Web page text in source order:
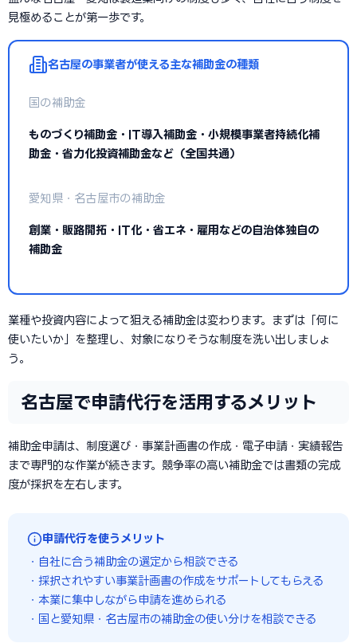
見極めることが第一歩です。
名古屋の事業者が使える主な補助金の種類
国の補助金
ものづくり補助金・IT導入補助金・小規模事業者持続化補
助金・省力化投資補助金など（全国共通）
愛知県・名古屋市の補助金
創業・販路開拓・IT化・省エネ・雇用などの自治体独自の
補助金
業種や投資内容によって狙える補助金は変わります。まずは「何に
使いたいか」を整理し、対象になりそうな制度を洗い出しましょ
う。
名古屋で申請代行を活用するメリット
補助金申請は、制度選び・事業計画書の作成・電子申請・実績報告
まで専門的な作業が続きます。競争率の高い補助金では書類の完成
度が採択を左右します。
申請代行を使うメリット
・自社に合う補助金の選定から相談できる
・採択されやすい事業計画書の作成をサポートしてもらえる
・本業に集中しながら申請を進められる
・国と愛知県・名古屋市の補助金の使い分けを相談できる